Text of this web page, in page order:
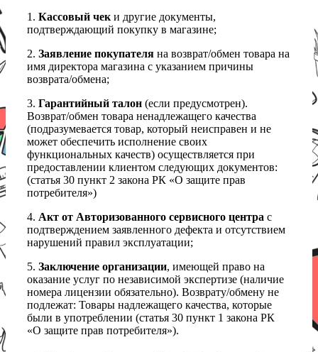
1. Кассовый чеки другие документы,
подтверждающий покупку в магазине;
2. Заявление покупателя на возврат/обмен товара на
имя директора магазина с указанием причины
возврата/обмена;
3. Гарантийный талон (если предусмотрен).
Возврат/обмен товара ненадлежащего качества
(подразумевается товар, который неисправен и не
может обеспечить исполнение своих
функциональных качеств) осуществляется при
предоставлении клиентом следующих документов:
(статья 30 пункт 2 закона РК «О защите прав
потребителя»)
4. Акт от Авторизованного сервисного центра с
подтверждением заявленного дефекта и отсутствием
нарушений правил эксплуатации;
5. Заключение организации, имеющей право на
оказание услуг по независимой экспертизе (наличие
номера лицензии обязательно). Возврату/обмену не
подлежат: Товары надлежащего качества, которые
были в употреблении (статья 30 пункт 1 закона РК
«О защите прав потребителя»).